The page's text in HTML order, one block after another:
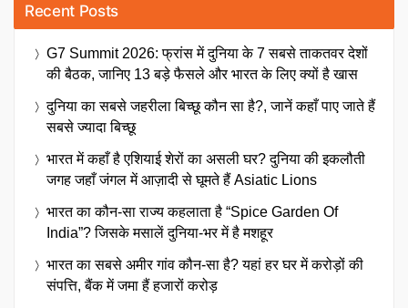
Recent Posts
G7 Summit 2026: फ्रांस में दुनिया के 7 सबसे ताकतवर देशों
की बैठक, जानिए 13 बड़े फैसले और भारत के लिए क्यों है खास
दुनिया का सबसे जहरीला बिच्छू कौन सा है?, जानें कहाँ पाए जाते हैं
सबसे ज्यादा बिच्छू
भारत में कहाँ है एशियाई शेरों का असली घर? दुनिया की इकलौती
जगह जहाँ जंगल में आज़ादी से घूमते हैं Asiatic Lions
भारत का कौन-सा राज्य कहलाता है “Spice Garden Of
India”? जिसके मसालें दुनिया-भर में है मशहूर
भारत का सबसे अमीर गांव कौन-सा है? यहां हर घर में करोड़ों की
संपत्ति, बैंक में जमा हैं हजारों करोड़